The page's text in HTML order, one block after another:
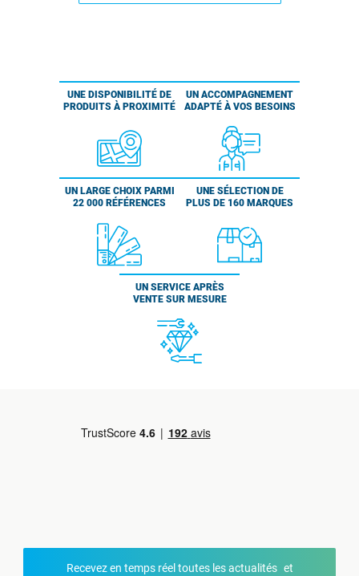
UNE DISPONIBILITÉ DE
PRODUITS À PROXIMITÉ
UN ACCOMPAGNEMENT
ADAPTÉ À VOS BESOINS
UN LARGE CHOIX PARMI
22 000 RÉFÉRENCES
UNE SÉLECTION DE
PLUS DE 160 MARQUES
UN SERVICE APRÈS
VENTE SUR MESURE
Recevez en temps réel toutes les actualités et